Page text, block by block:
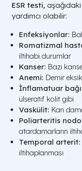
ESR testi,
yardımcı olabilir:
Enfeksiyonlar:
Romatizmal
iltihabi durumlar
Kanser: Bazı
Anemi: Demir
İnflamatuar
ülseratif kolit gibi
Vaskülit: Kan
Poliarteritis
atardamarların
Temporal arterit:
iltihaplanması